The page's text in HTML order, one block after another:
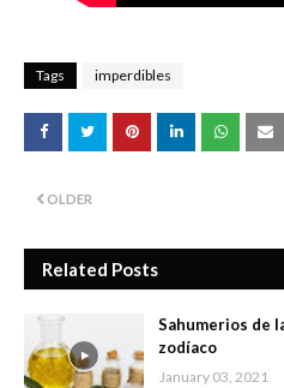
Tags imperdibles
OLDER
Related Posts
Sahumerios de
zodíaco
January 03, 2021